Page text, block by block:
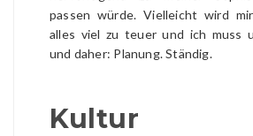
passen würde. Vielleicht wird
alles viel zu teuer und ich muss
und daher: Planung. Ständig.
Kultur